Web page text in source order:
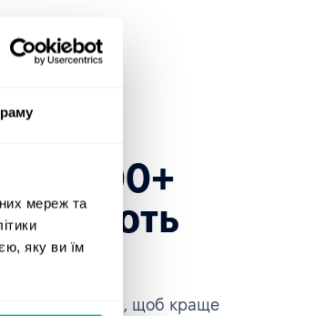
мереж та
яку ви їм
1600+
на власні очі, щоб краще